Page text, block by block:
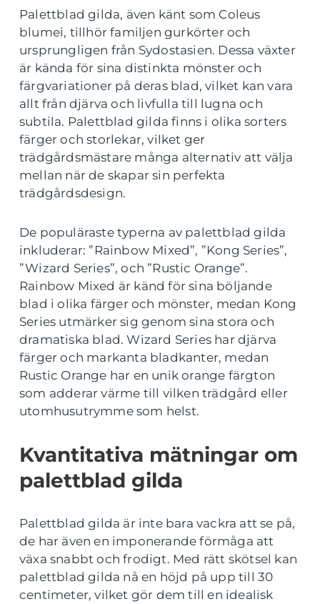
Palettblad gilda, även känt som Coleus
blumei, tillhör familjen gurkörter och
ursprungligen från Sydostasien. Dessa växter
är kända för sina distinkta mönster och
färgvariationer på deras blad, vilket kan vara
allt från djärva och livfulla till lugna och
subtila. Palettblad gilda finns i olika sorters
färger och storlekar, vilket ger
trädgårdsmästare många alternativ att välja
mellan när de skapar sin perfekta
trädgårdsdesign.
De populäraste typerna av palettblad gilda
inkluderar: ”Rainbow Mixed”, ”Kong Series”,
”Wizard Series”, och ”Rustic Orange”.
Rainbow Mixed är känd för sina böljande
blad i olika färger och mönster, medan Kong
Series utmärker sig genom sina stora och
dramatiska blad. Wizard Series har djärva
färger och markanta bladkanter, medan
Rustic Orange har en unik orange färgton
som adderar värme till vilken trädgård eller
utomhusutrymme som helst.
Kvantitativa mätningar om
palettblad gilda
Palettblad gilda är inte bara vackra att se på,
de har även en imponerande förmåga att
växa snabbt och frodigt. Med rätt skötsel kan
palettblad gilda nå en höjd på upp till 30
centimeter, vilket gör dem till en idealisk